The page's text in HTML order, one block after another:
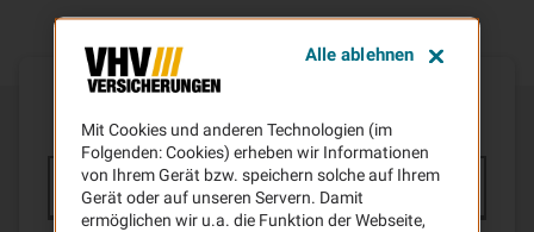
Mit Cookies und anderen Technologien (im
Folgenden: Cookies) erheben wir Informationen
von Ihrem Gerät bzw. speichern solche auf Ihrem
Gerät oder auf unseren Servern. Damit
ermöglichen wir u.a. die Funktion der Webseite,
Alle ablehnen